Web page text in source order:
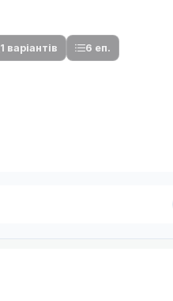
1 варіантів 6 еп.